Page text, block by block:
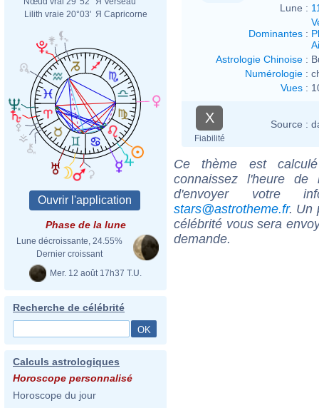
Lilith vraie 20°03' Я Capricorne
Phase de la lune
Lune décroissante, 24.55%
Dernier croissant
Mer. 12 août 17h37 T.U.
Recherche de célébrité
Calculs astrologiques
Horoscope personnalisé
Horoscope du jour
Lune :
Dominantes :
Astrologie Chinoise :
Numérologie :
Vues :
X
Fiabilité
Source :
Ce thème est
connaissez l'heure de
d'envoyer votre
stars@astrotheme.fr. Un
célébrité vous sera
demande.